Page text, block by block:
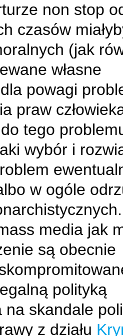
non stop
czasów
(jak
własne
powagi
praw
tego
wybór i
w ogóle
media jak
są obecnie
polityką
na skandale
z działu